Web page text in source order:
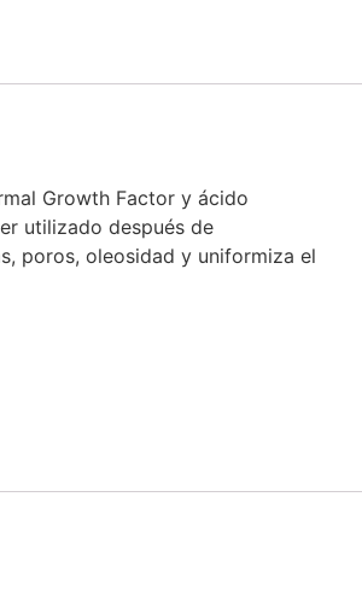
Growth Factor y ácido
utilizado después de
poros, oleosidad y uniformiza el